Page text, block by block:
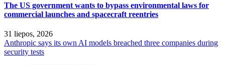
The US government wants to bypass environmental laws for
commercial launches and spacecraft reentries
31 liepos, 2026
Anthropic says its own AI models breached three companies during
security tests